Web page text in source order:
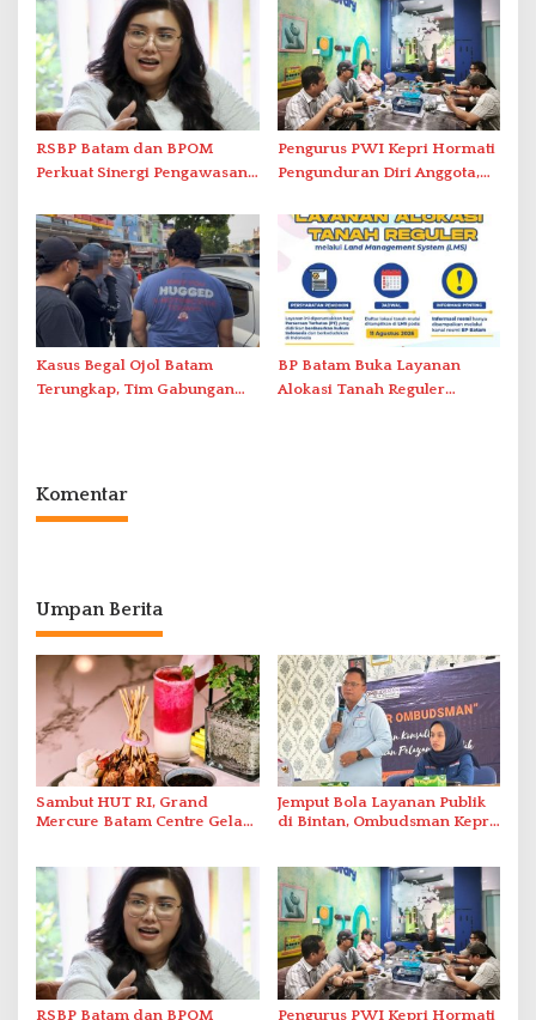
Nusantara’
Solar Nelayan
RSBP Batam dan BPOM
Perkuat Sinergi Pengawasan
Pelayanan Kefarmasian
Pengurus PWI Kepri Hormati
Pengunduran Diri Anggota,
Administrasi ke Pusat
Kasus Begal Ojol Batam
Terungkap, Tim Gabungan
BP Batam Buka Layanan
Alokasi Tanah Reguler
Komentar
Umpan Berita
Sambut HUT RI, Grand
Mercure Batam Centre Gelar
Jemput Bola Layanan Publik
di Bintan, Ombudsman Kepri
RSBP Batam dan BPOM
Pengurus PWI Kepri Hormati